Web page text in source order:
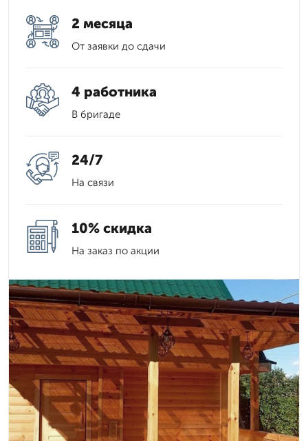
2 месяца
От заявки до сдачи
4 работника
В бригаде
24/7
На связи
10% скидка
На заказ по акции